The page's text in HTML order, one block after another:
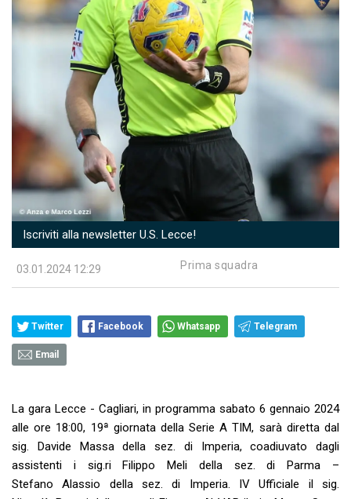
Iscriviti alla newsletter U.S. Lecce!
03.01.2024 12:29 Prima squadra
Twitter Facebook Whatsapp Telegram
Email
La gara Lecce - Cagliari, in programma sabato 6 gennaio 2024
alle ore 18:00, 19ª giornata della Serie A TIM, sarà diretta dal
sig. Davide Massa della sez. di Imperia, coadiuvato dagli
assistenti i sig.ri Filippo Meli della sez. di Parma –
Stefano Alassio della sez. di Imperia. IV Ufficiale il sig.